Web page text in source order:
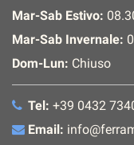
Mar-Sab Estivo:
Mar-Sab Invernale:
Dom-Lun: Chiuso
Tel: +39 0432
Email: